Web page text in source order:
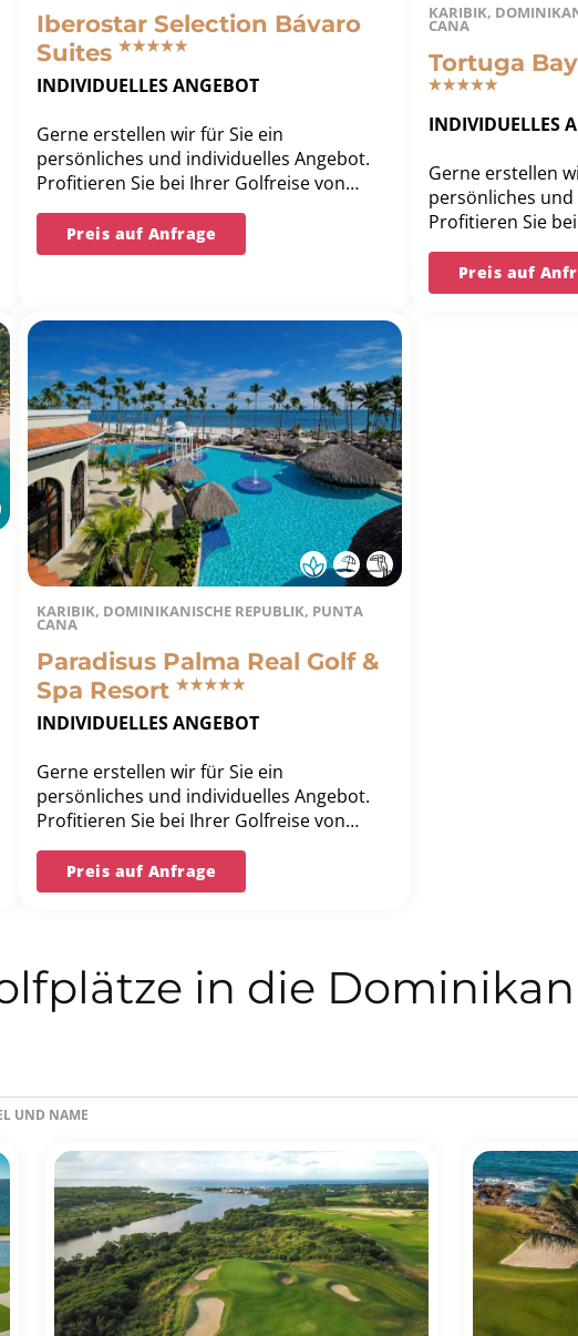
Iberostar Selection Bávaro
Suites
INDIVIDUELLES ANGEBOT
Gerne erstellen wir für Sie ein
persönliches und individuelles Angebot.
Profitieren Sie bei Ihrer Golfreise von
unserer langjährigen Erfahrung und
unserer Bestpreis-Garantie.
Preis auf Anfrage
KARIBIK,
CANA
Tortuga
INDIVIDUELLES
Gerne erstellen
persönliches
Profitieren Sie
unserer
unserer
Preis auf
KARIBIK, DOMINIKANISCHE REPUBLIK, PUNTA
CANA
Paradisus Palma Real Golf &
Spa Resort
INDIVIDUELLES ANGEBOT
Gerne erstellen wir für Sie ein
persönliches und individuelles Angebot.
Profitieren Sie bei Ihrer Golfreise von
unserer langjährigen Erfahrung und
unserer Bestpreis-Garantie.
Preis auf Anfrage
in die
UND NAME